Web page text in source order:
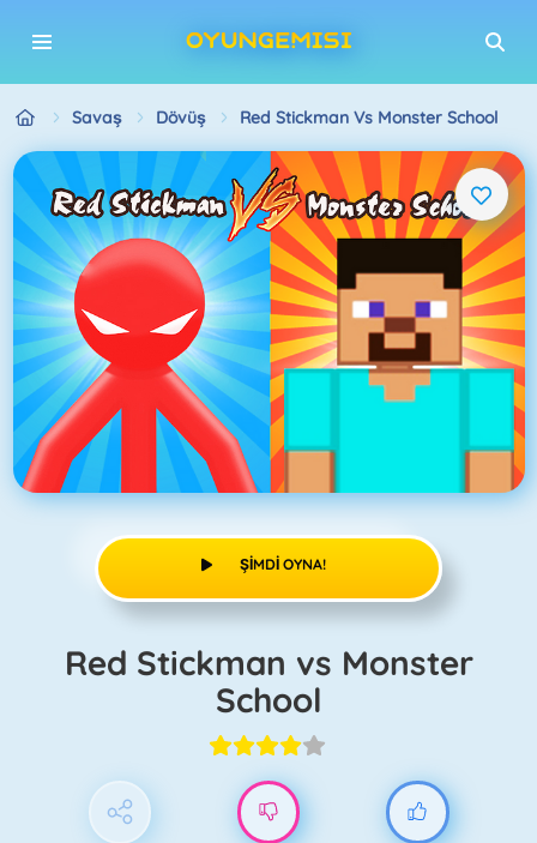
Savaş Dövüş Red Stickman Vs Monster School
ŞIMDI OYNA!
Red Stickman vs Monster
School